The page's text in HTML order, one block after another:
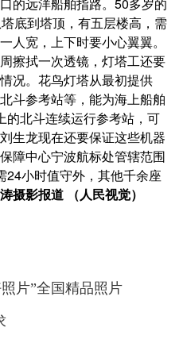
底到塔顶，有五层楼高，需
人宽，上下时要小心翼翼。
擦拭一次透镜，灯塔工还要
况。 花鸟灯塔从最初提供
斗参考站等，能为海上船舶
的北斗连续运行参考站，可
生龙现在还要保证这些机器
障中心宁波航标处管辖范围
24小时值守外，其他千余座
摄影报道 （人民视觉）
片”全国精品照片